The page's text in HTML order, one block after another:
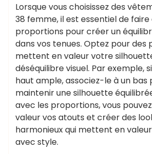
Lorsque vous choisissez des
38 femme, il est essentiel de
proportions pour créer un
dans vos tenues. Optez pour des
mettent en valeur votre
déséquilibre visuel. Par exemple,
haut ample, associez-le à un bas
maintenir une silhouette
avec les proportions, vous
valeur vos atouts et créer des
harmonieux qui mettent en
avec style.